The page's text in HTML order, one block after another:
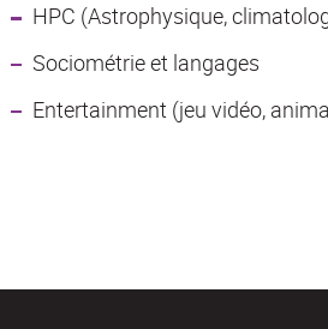
HPC (Astrophysique,
Sociométrie et langages
Entertainment (jeu vidéo,